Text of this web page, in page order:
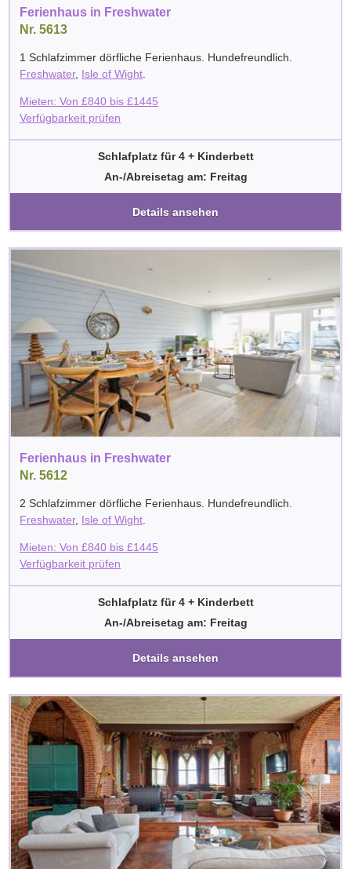
Ferienhaus in Freshwater
Nr. 5613
1 Schlafzimmer dörfliche Ferienhaus. Hundefreundlich.
Freshwater, Isle of Wight
Mieten: Von£840 bis£1445
Verfügbarkeit prüfen
Schlafplatz für 4 + Kinderbett
An-/Abreisetag am: Freitag
Details ansehen
Ferienhaus in Freshwater
Nr. 5612
2 Schlafzimmer dörfliche Ferienhaus. Hundefreundlich.
Freshwater, Isle of Wight.
Mieten: Von£840 bis£1445
Verfügbarkeit prüfen
Schlafplatz für 4 + Kinderbett
An-/Abreisetag am: Freitag
Details ansehen